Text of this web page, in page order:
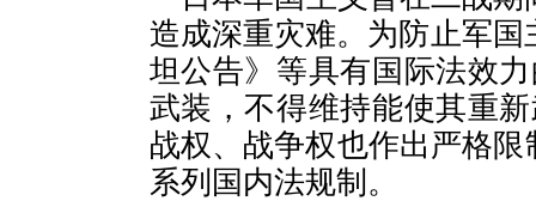
造成深重灾难。为防止军
坦公告》等具有国际法效
武装，不得维持能使其重
战权、战争权也作出严格
系列国内法规制。